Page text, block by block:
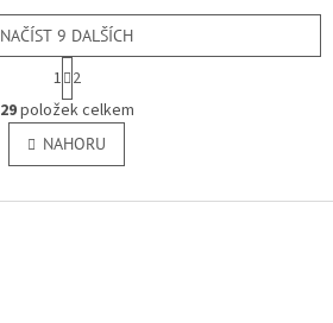
generace a C4 Cactus. (Peugeot
508...
O
v
l
á
NAČÍST 9 DALŠÍCH
S
t
r
á
n
k
v
1 2
29položek celkem
NAHORU